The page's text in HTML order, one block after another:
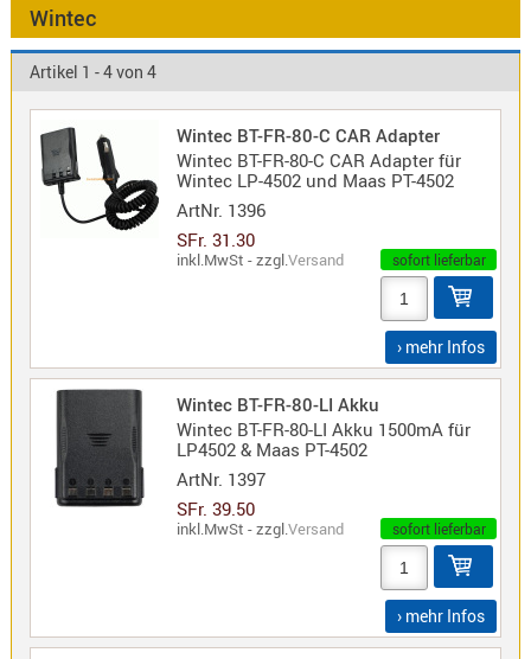
Antennen
f.
VHF
/
Triplexer
/
Weichen
LTE
UMTS,
Nagoya
Sirio
Zubehör
Bezeichnung
Artikelnr
Neuheit
Wintec
Artikel 1 - 4 von 4
Wintec BT-FR-80-C CAR Adapter
Wintec BT-FR-80-C CAR Adapter für
Wintec LP-4502 und Maas PT-4502
ArtNr. 1396
SFr. 31.30
inkl.MwSt - zzgl.Versand sofort lieferbar
› mehr Infos
Wintec BT-FR-80-LI Akku
Wintec BT-FR-80-LI Akku 1500mA für
LP4502 & Maas PT-4502
ArtNr. 1397
SFr. 39.50
inkl.MwSt - zzgl.Versand sofort lieferbar
› mehr Infos